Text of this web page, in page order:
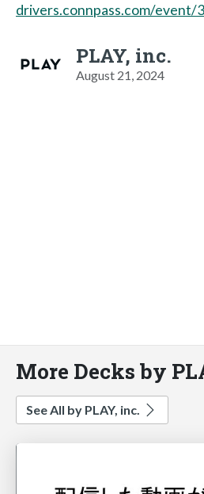
drivers.connpass.com/event/
PLAY, inc.
August 21, 2024
More Decks by
See All by PLAY, inc.